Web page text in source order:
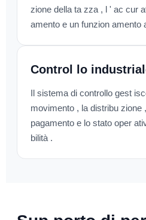
zione della ta zza , l ' ac cur
amento e un funzion amento
Control lo
Il sistema di controllo gest
movimento , la distribu zione
pagamento e lo stato oper
bilità .